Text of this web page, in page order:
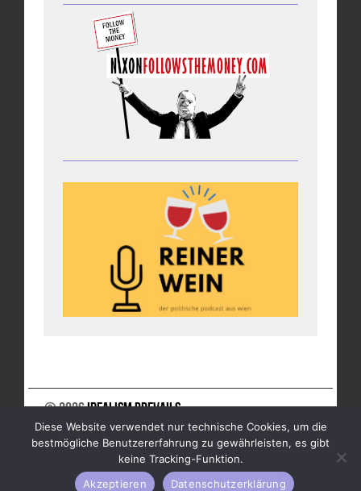
© 2026Idealism Prevails
UNTERSTÜTZE UNS
NEWSLETTER
IMPRESSUM
Diese Website verwendet nur technische Cookies, um die
bestmögliche Benutzererfahrung zu gewährleisten, es gibt
keine Tracking-Funktion.
Akzeptieren
Datenschutzerklärung